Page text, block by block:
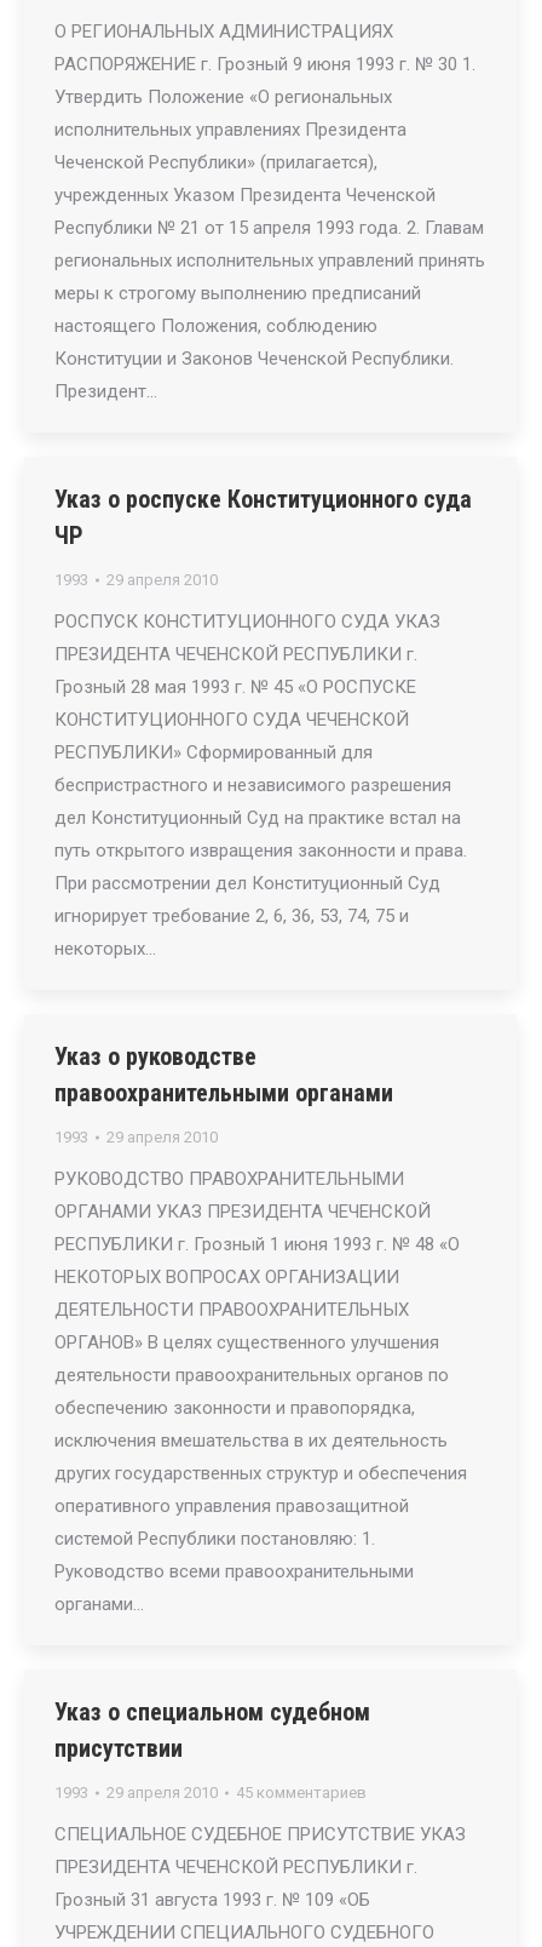
О РЕГИОНАЛЬНЫХ АДМИНИСТРАЦИЯХ
РАСПОРЯЖЕНИЕ г. Грозный 9 июня 1993 г. № 30 1.
Утвердить Положение «О региональных
исполнительных управлениях Президента
Чеченской Республики» (прилагается),
учрежденных Указом Президента Чеченской
Республики № 21 от 15 апреля 1993 года. 2. Главам
региональных исполнительных управлений принять
меры к строгому выполнению предписаний
настоящего Положения, соблюдению
Конституции и Законов Чеченской Республики.
Президент…
Указ о роспуске Конституционного суда
ЧР
1993 29 апреля 2010
РОСПУСК КОНСТИТУЦИОННОГО СУДА УКАЗ
ПРЕЗИДЕНТА ЧЕЧЕНСКОЙ РЕСПУБЛИКИ г.
Грозный 28 мая 1993 г. № 45 «О РОСПУСКЕ
КОНСТИТУЦИОННОГО СУДА ЧЕЧЕНСКОЙ
РЕСПУБЛИКИ» Сформированный для
беспристрастного и независимого разрешения
дел Конституционный Суд на практике встал на
путь открытого извращения законности и права.
При рассмотрении дел Конституционный Суд
игнорирует требование 2, 6, 36, 53, 74, 75 и
некоторых…
Указ о руководстве
правоохранительными органами
1993 29 апреля 2010
РУКОВОДСТВО ПРАВОХРАНИТЕЛЬНЫМИ
ОРГАНАМИ УКАЗ ПРЕЗИДЕНТА ЧЕЧЕНСКОЙ
РЕСПУБЛИКИ г. Грозный 1 июня 1993 г. № 48 «О
НЕКОТОРЫХ ВОПРОСАХ ОРГАНИЗАЦИИ
ДЕЯТЕЛЬНОСТИ ПРАВООХРАНИТЕЛЬНЫХ
ОРГАНОВ» В целях существенного улучшения
деятельности правоохранительных органов по
обеспечению законности и правопорядка,
исключения вмешательства в их деятельность
других государственных структур и обеспечения
оперативного управления правозащитной
системой Республики постановляю: 1.
Руководство всеми правоохранительными
органами…
Указ о специальном судебном
присутствии
1993 29 апреля 2010 45 комментариев
СПЕЦИАЛЬНОЕ СУДЕБНОЕ ПРИСУТСТВИЕ УКАЗ
ПРЕЗИДЕНТА ЧЕЧЕНСКОЙ РЕСПУБЛИКИ г.
Грозный 31 августа 1993 г. № 109 «ОБ
УЧРЕЖДЕНИИ СПЕЦИАЛЬНОГО СУДЕБНОГО